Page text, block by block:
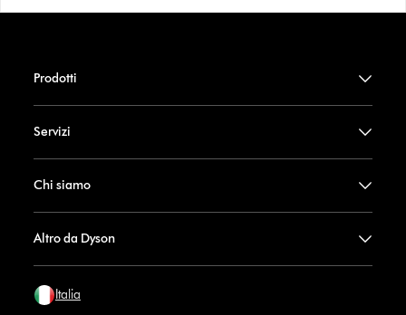
Prodotti
Servizi
Chi siamo
Altro da Dyson
Italia